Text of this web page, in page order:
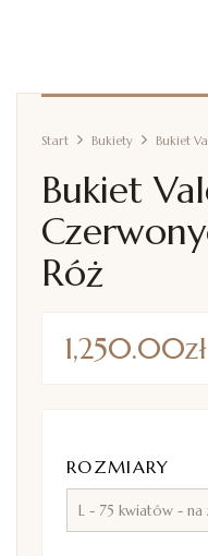
Start Bukiety Bukiet
Bukiet
Róż
1,250.00zł
ROZMIARY